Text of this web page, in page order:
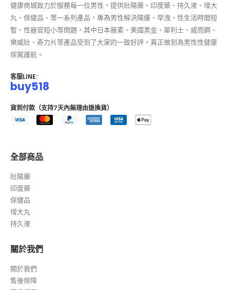
健康商城致力於服務每一位男性，提供壯陽藥、印度藥、持久液、增大
丸、保健品、等一系列產品，專為男性解決陽痿、早洩、性生活時間短
暫、性器官短小等問題，其中日本藤素、美國黑金、犀利士、威而鋼、
樂威壯、奇力片等產品受到了大家的一致好評，真正做到為男性性健康
保駕護航。
客服LINE:
buy518
貨到付款（支持7天內無理由退換貨）
全部商品
壯陽藥
印度藥
保健品
增大丸
持久液
關於我們
關於我們
售後保障